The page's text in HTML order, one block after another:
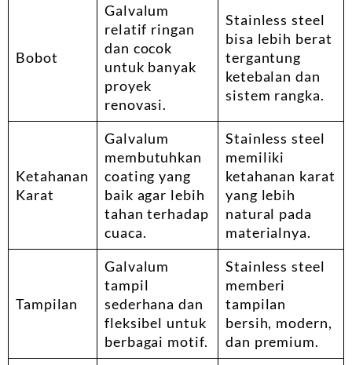
Bobot
Galvalum
relatif ringan
dan cocok
untuk banyak
proyek
renovasi.
Stainless steel
bisa lebih berat
tergantung
ketebalan dan
sistem rangka.
Ketahanan
Karat
Galvalum
membutuhkan
coating yang
baik agar lebih
tahan terhadap
cuaca.
Stainless steel
memiliki
ketahanan karat
yang lebih
natural pada
materialnya.
Tampilan
Galvalum
tampil
sederhana dan
fleksibel untuk
berbagai motif.
Stainless steel
memberi
tampilan
bersih, modern,
dan premium.